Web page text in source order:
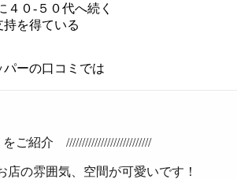
４０-５０代へ続く
を得ている
ーの口コミでは
をご紹介 ///////////////////////////
店の雰囲気、空間が可愛いです！